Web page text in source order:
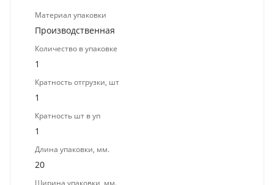
Материал упаковки
Производственная
Количество в упаковке
1
Кратность отгрузки, шт
1
Кратность шт в уп
1
Длина упаковки, мм.
20
Ширина упаковки, мм.